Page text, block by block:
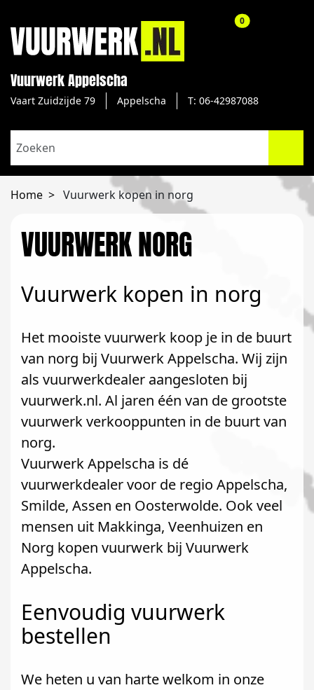
Vuurwerk Appelscha
Vaart Zuidzijde 79 Appelscha T: 06-42987088
0aantal
Home Vuurwerk kopen in norg
VUURWERK NORG
Vuurwerk kopen in norg
Het mooiste vuurwerk koop je in de buurt
van norg bij Vuurwerk Appelscha. Wij zijn
als vuurwerkdealer aangesloten bij
vuurwerk.nl. Al jaren één van de grootste
vuurwerk verkooppunten in de buurt van
norg.
Vuurwerk Appelscha is dé
vuurwerkdealer voor de regio Appelscha,
Smilde, Assen en Oosterwolde. Ook veel
mensen uit Makkinga, Veenhuizen en
Norg kopen vuurwerk bij Vuurwerk
Appelscha.
Eenvoudig vuurwerk
bestellen
We heten u van harte welkom in onze